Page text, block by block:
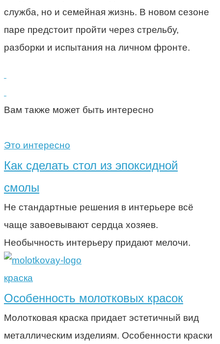
служба, но и семейная жизнь. В новом сезоне
паре предстоит пройти через стрельбу,
разборки и испытания на личном фронте.
Вам также может быть интересно
Это интересно
Как сделать стол из эпоксидной
смолы
Не стандартные решения в интерьере всё
чаще завоевывают сердца хозяев.
Необычность интерьеру придают мелочи.
краска
Особенность молотковых красок
Молотковая краска придает эстетичный вид
металлическим изделиям. Особенности краски